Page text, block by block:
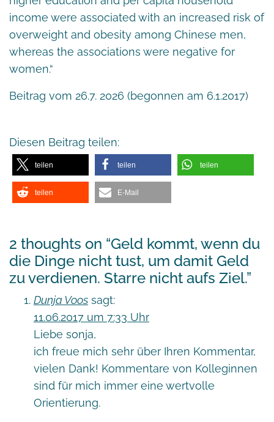
income were associated with an increased risk of
overweight and obesity among Chinese men,
whereas the associations were negative for
women.“
Beitrag vom 26.7. 2026 (begonnen am 6.1.2017)
Diesen Beitrag teilen:
teilen teilen teilen
teilen E-Mail
2 thoughts on “Geld kommt, wenn du
die Dinge nicht tust, um damit Geld
zu verdienen. Starre nicht aufs Ziel.”
Dunja Voos sagt:
11.06.2017 um 7:33 Uhr
Liebe sonja,
ich freue mich sehr über Ihren Kommentar,
vielen Dank! Kommentare von Kolleginnen
sind für mich immer eine wertvolle
Orientierung.